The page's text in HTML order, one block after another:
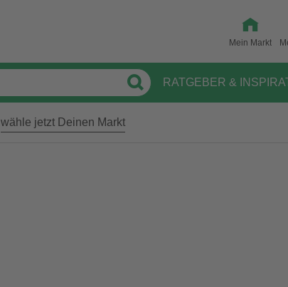
Mein Markt
RATGEBER &
wähle jetzt Deinen Markt